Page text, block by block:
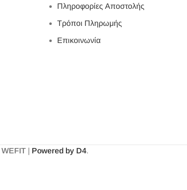
Πληροφορίες Αποστολής
Τρόποι Πληρωμής
Επικοινωνία
WEFIT | Powered by D4.